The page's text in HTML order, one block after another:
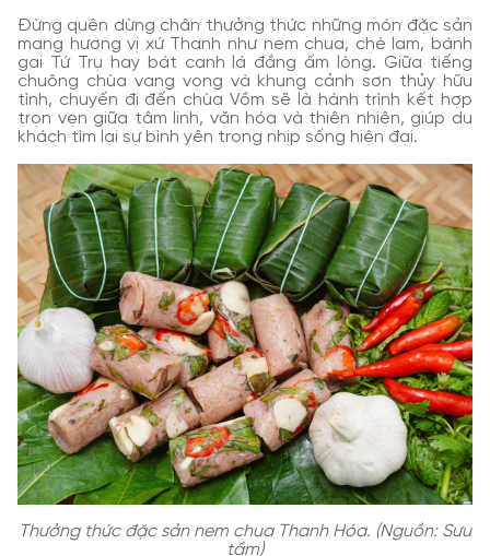
Đừng quên dừng chân thưởng thức những món đặc sản
mang hương vị xứ Thanh như nem chua, chè lam, bánh
gai Tứ Trụ hay bát canh lá đắng ấm lòng. Giữa tiếng
chuông chùa vang vọng và khung cảnh sơn thủy hữu
tình, chuyến đi đến chùa Vồm sẽ là hành trình kết hợp
trọn vẹn giữa tâm linh, văn hóa và thiên nhiên, giúp du
khách tìm lại sự bình yên trong nhịp sống hiện đại.
Thưởng thức đặc sản nem chua Thanh Hóa. (Nguồn: Sưu
tầm)